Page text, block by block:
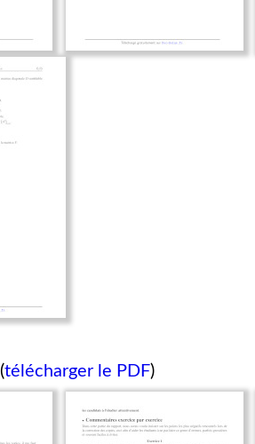
(télécharger le PDF)